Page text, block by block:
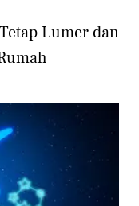
Lumer dan